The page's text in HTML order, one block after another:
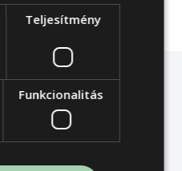
Teljesítmény
Funkcionalitás